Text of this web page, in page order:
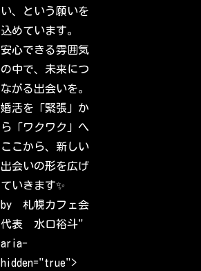
i
e
n
d
,
a
m
i
l
y
&
i
t
e
r
s
t
s
h
a
e
b
e
い、という願いを
込めています。
安心できる雰囲気
の中で、未来につ
ながる出会いを。
婚活を「緊張」か
ら「ワクワク」へ
ここから、新しい
出会いの形を広げ
ていきます✨
by 札幌カフェ会
代表 水口裕斗"
aria-
hidden="true">